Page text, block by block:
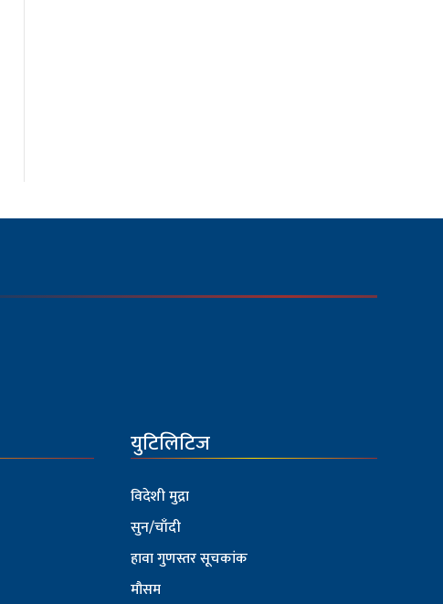
युटिलिटिज
विदेशी मुद्रा
सुन/चाँदी
हावा गुणस्तर सूचकांक
मौसम